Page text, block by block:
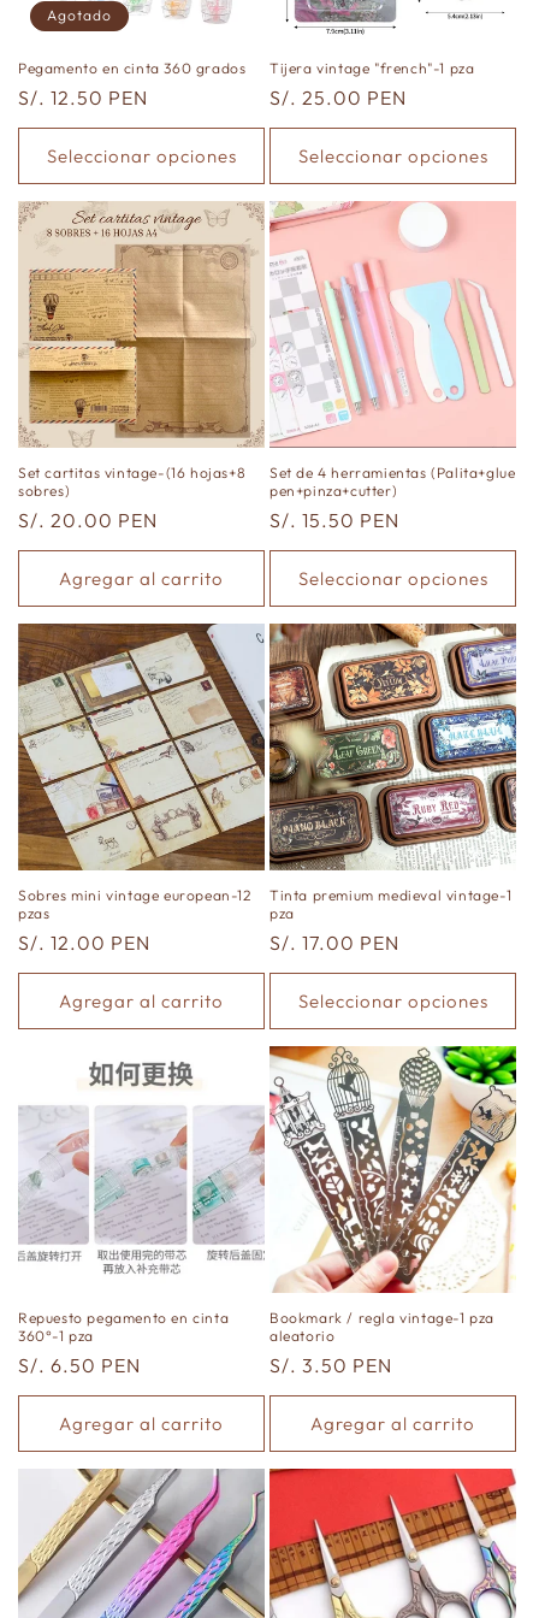
n
:
Agotado
Pegamento en cinta 360 grados
Precio
habitual
S/. 12.50 PEN
Seleccionar opciones
Tijera vintage "french"-1 pza
Precio
habitual
S/. 25.00 PEN
Seleccionar opciones
Set cartitas vintage-(16 hojas+8
sobres)
Precio
habitual
S/. 20.00 PEN
Agregar al carrito
Set de 4 herramientas (Palita+glue
pen+pinza+cutter)
Precio
habitual
S/. 15.50 PEN
Seleccionar opciones
Sobres mini vintage european-12
pzas
Precio
habitual
S/. 12.00 PEN
Agregar al carrito
Tinta premium medieval vintage-1
pza
Precio
habitual
S/. 17.00 PEN
Seleccionar opciones
Repuesto pegamento en cinta
360°-1 pza
Precio
habitual
S/. 6.50 PEN
Agregar al carrito
Bookmark / regla vintage-1 pza
aleatorio
Precio
habitual
S/. 3.50 PEN
Agregar al carrito